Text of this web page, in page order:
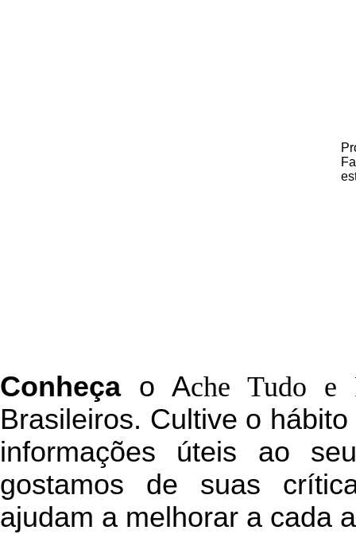
Conheçao Ache Tudo e
Brasileiros. Cultive o
informações úteis ao
gostamos de suas
ajudam a melhorar a cada